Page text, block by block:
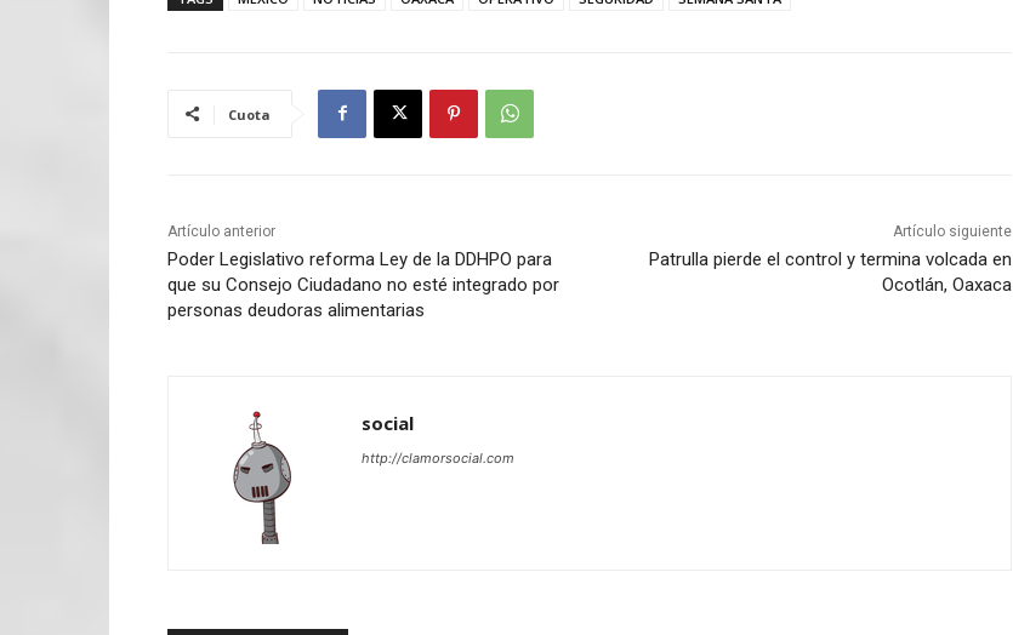
Cuota
Artículo anterior
Poder Legislativo reforma Ley de la DDHPO para
que su Consejo Ciudadano no esté integrado por
personas deudoras alimentarias
Artículo siguiente
Patrulla pierde el control y termina volcada en
Ocotlán, Oaxaca
social
http://clamorsocial.com